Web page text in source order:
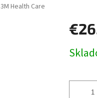
3M Health Care
cena: